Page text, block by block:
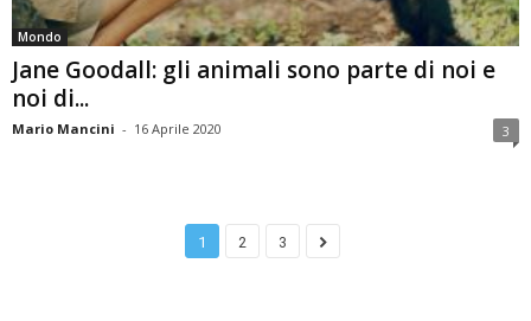
Mondo
Jane Goodall: gli animali sono parte di noi e
noi di...
Mario Mancini - 16 Aprile 2020 3
1 2 3